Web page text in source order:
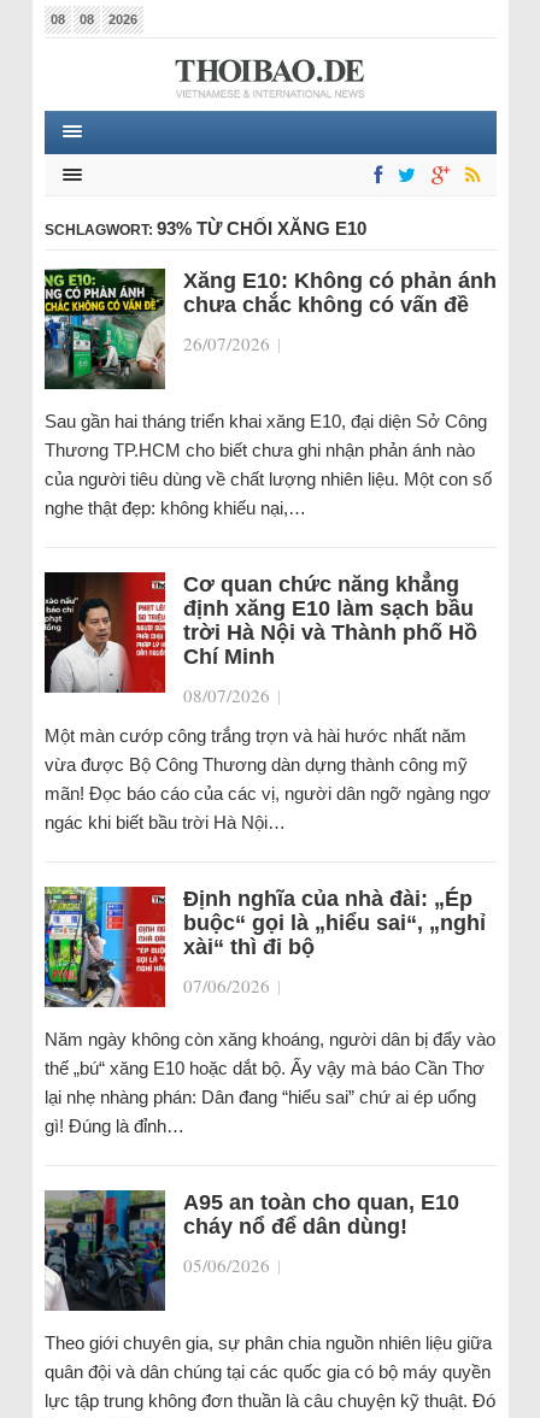
08 08 2026
SCHLAGWORT: 93% TỪ CHỐI XĂNG E10
Xăng E10: Không có phản ánh
chưa chắc không có vấn đề
26/07/2026 |
Sau gần hai tháng triển khai xăng E10, đại diện Sở Công
Thương TP.HCM cho biết chưa ghi nhận phản ánh nào
của người tiêu dùng về chất lượng nhiên liệu. Một con số
nghe thật đẹp: không khiếu nại,…
Cơ quan chức năng khẳng
định xăng E10 làm sạch bầu
trời Hà Nội và Thành phố Hồ
Chí Minh
08/07/2026 |
Một màn cướp công trắng trợn và hài hước nhất năm
vừa được Bộ Công Thương dàn dựng thành công mỹ
mãn! Đọc báo cáo của các vị, người dân ngỡ ngàng ngơ
ngác khi biết bầu trời Hà Nội…
Định nghĩa của nhà đài: „Ép
buộc“ gọi là „hiểu sai“, „nghỉ
xài“ thì đi bộ
07/06/2026 |
Năm ngày không còn xăng khoáng, người dân bị đẩy vào
thế „bú“ xăng E10 hoặc dắt bộ. Ấy vậy mà báo Cần Thơ
lại nhẹ nhàng phán: Dân đang “hiểu sai” chứ ai ép uổng
gì! Đúng là đỉnh…
A95 an toàn cho quan, E10
cháy nổ để dân dùng!
05/06/2026 |
Theo giới chuyên gia, sự phân chia nguồn nhiên liệu giữa
quân đội và dân chúng tại các quốc gia có bộ máy quyền
lực tập trung không đơn thuần là câu chuyện kỹ thuật. Đó